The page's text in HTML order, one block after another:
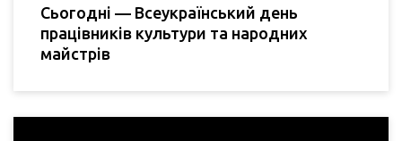
Сьогодні — Всеукраїнський день
працівників культури та народних
майстрів